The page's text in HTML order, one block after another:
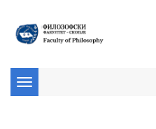
Toggle
navigation